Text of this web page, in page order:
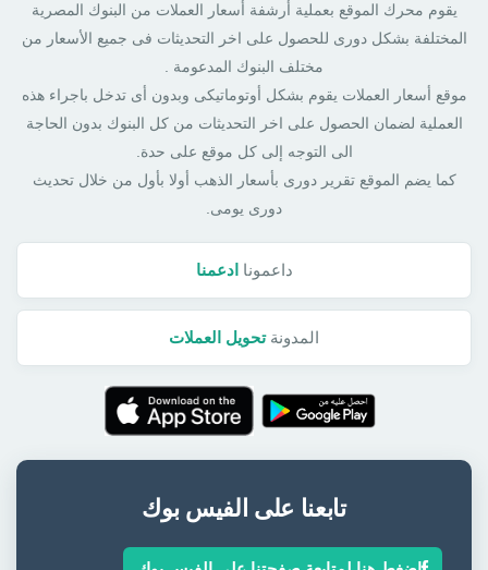
يقوم محرك الموقع بعملية أرشفة أسعار العملات من البنوك المصرية
المختلفة بشكل دورى للحصول على اخر التحديثات فى جميع الأسعار من
مختلف البنوك المدعومة .
موقع أسعار العملات يقوم بشكل أوتوماتيكى وبدون أى تدخل باجراء هذه
العملية لضمان الحصول على اخر التحديثات من كل البنوك بدون الحاجة
الى التوجه إلى كل موقع على حدة.
كما يضم الموقع تقرير دورى بأسعار الذهب أولا بأول من خلال تحديث
دورى يومى.
داعمونا ادعمنا
المدونةتحويل العملات
تابعنا على الفيس بوك